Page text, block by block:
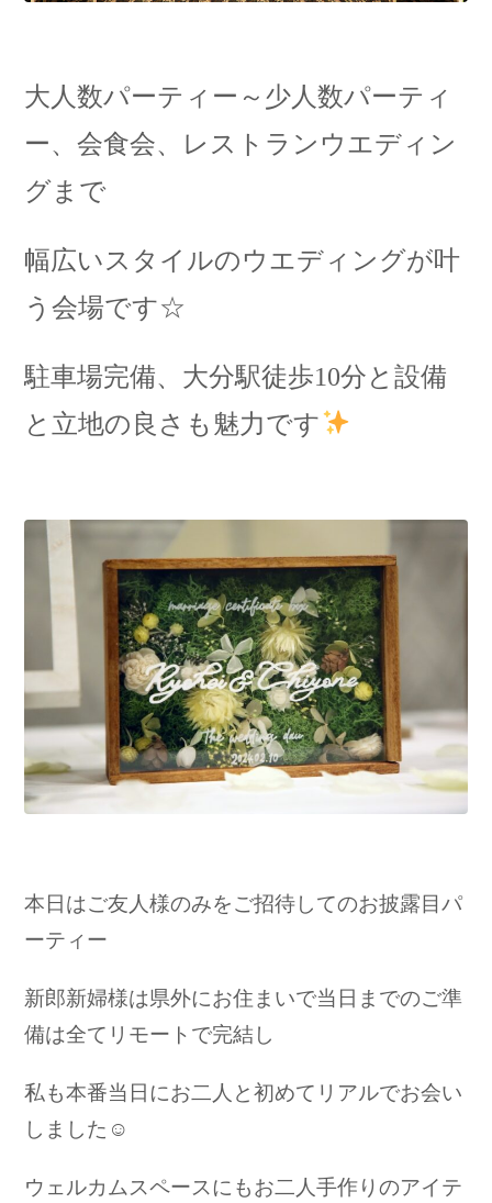
大人数パーティー～少人数パーティ
ー、会食会、レストランウエディン
グまで
幅広いスタイルのウエディングが叶
う会場です☆
駐車場完備、大分駅徒歩10分と設備
と立地の良さも魅力です
本日はご友人様のみをご招待してのお披露目パ
ーティー
新郎新婦様は県外にお住まいで当日までのご準
備は全てリモートで完結 し
私も本番当日にお二人と初めてリアルでお会い
しました☺
ウェルカムスペースにもお二人手作りのアイテ